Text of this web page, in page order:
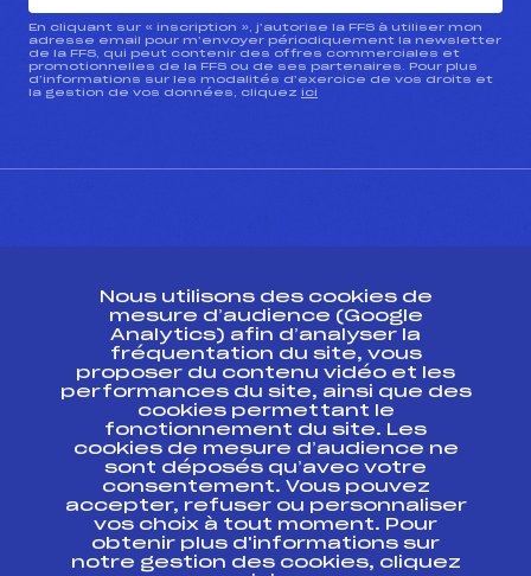
En cliquant sur « inscription », j’autorise la FFS à utiliser mon
adresse email pour m’envoyer périodiquement la newsletter
de la FFS, qui peut contenir des offres commerciales et
promotionnelles de la FFS ou de ses partenaires. Pour plus
d’informations sur les modalités d’exercice de vos droits et
la gestion de vos données, cliquez ici
Ressources
Pass’Neige
Projet sportif fédéral
Projet de performance fédéral
Antidopage
Pôle Développement, Formation, Suivi
Scientifique
Listes ministérielles
Pôle vie de l’athlète
Nous utilisons des cookies de
mesure d’audience (Google
Analytics) afin d’analyser la
fréquentation du site, vous
proposer du contenu vidéo et les
performances du site, ainsi que des
cookies permettant le
fonctionnement du site. Les
cookies de mesure d’audience ne
sont déposés qu’avec votre
consentement. Vous pouvez
accepter, refuser ou personnaliser
vos choix à tout moment. Pour
obtenir plus d'informations sur
notre gestion des cookies, cliquez